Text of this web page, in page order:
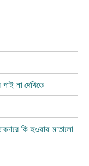
না দেখিতে
কি হওয়ায় মাতালো